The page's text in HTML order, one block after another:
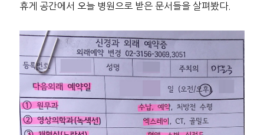
휴게 공간에서 오늘 병원으로 받은 문서들을 살펴봤다.